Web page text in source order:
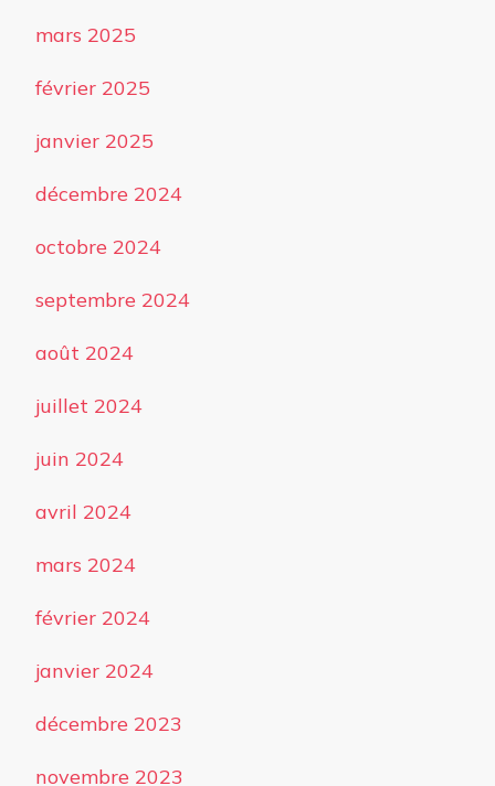
mars 2025
février 2025
janvier 2025
décembre 2024
octobre 2024
septembre 2024
août 2024
juillet 2024
juin 2024
avril 2024
mars 2024
février 2024
janvier 2024
décembre 2023
novembre 2023